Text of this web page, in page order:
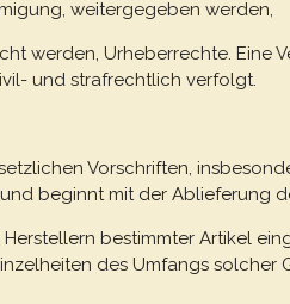
weitergegeben werden,
werden, Urheberrechte. Eine
und strafrechtlich verfolgt.
Vorschriften,
beginnt mit der Ablieferung
bestimmter Artikel
des Umfangs solcher